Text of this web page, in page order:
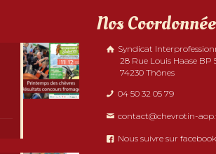
Nos
Syndicat
28 Rue Louis Haase BP
74230 Thônes
04 50 32 05 79
contact@chevrotin-
Nous suivre sur facebook